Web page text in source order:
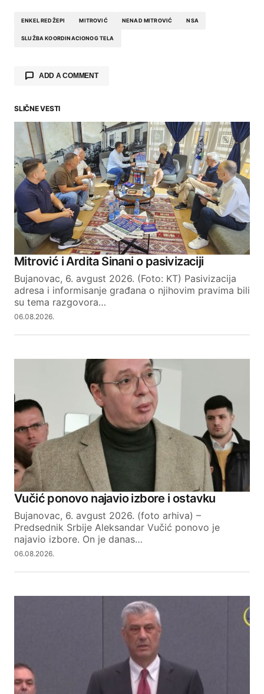
ENKEL REDŽEPI MITROVIĆ NENAD MITROVIĆ NSA
SLUŽBA KOORDINACIONOG TELA
ADD A COMMENT
Your email address will not be published.
Required fields are marked *
Comment*
Your Name
Your E-mail
SLIČNE VESTI
Mitrović i Ardita Sinani o pasivizaciji
Bujanovac, 6. avgust 2026. (Foto: KT) Pasivizacija
adresa i informisanje građana o njihovim pravima bili
su tema razgovora…
06.08.2026.
Vučić ponovo najavio izbore i ostavku
Bujanovac, 6. avgust 2026. (foto arhiva) –
Predsednik Srbije Aleksandar Vučić ponovo je
najavio izbore. On je danas…
06.08.2026.